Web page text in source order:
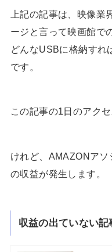
上記の記事は、映像
ージと言って映画館で
どんなUSBに格納すれ
です。
この記事の1日のアク
けれど、AMAZONアソ
の収益が発生します。
収益の出ていない記